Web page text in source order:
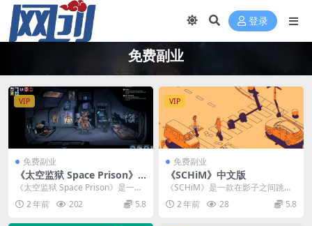
登录
免费副业
VIP
免费副业
《太空监狱 Space Prison》
中文版
《太空监狱 Space Prison》是一款
策略角色扮演游戏，在银河系环境
最恶劣...
2 年前 202 5.8
VIP
免费副业
《SCHiM》中文版
《SCHiM》是一款在影子之间跳跃
移动的3D平台跳跃游戏。在这个富
有探索乐趣的热...
2 年前 28 5.8